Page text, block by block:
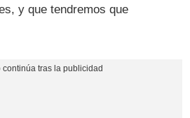
y que tendremos que